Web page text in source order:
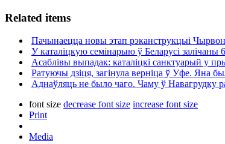
Related items
Пачынаецца новы этап рэканструкцыі
У каталіцкую семінарыю ў Беларусі залічаны
Асаблівы выпадак: каталіцкі санктуарый у
Ратуючы дзіця, загінула верніца ў Уфе. Яна
Аднаўляць не было чаго. Чаму ў Навагрудку
font size decrease font size increase font size
Print
Media